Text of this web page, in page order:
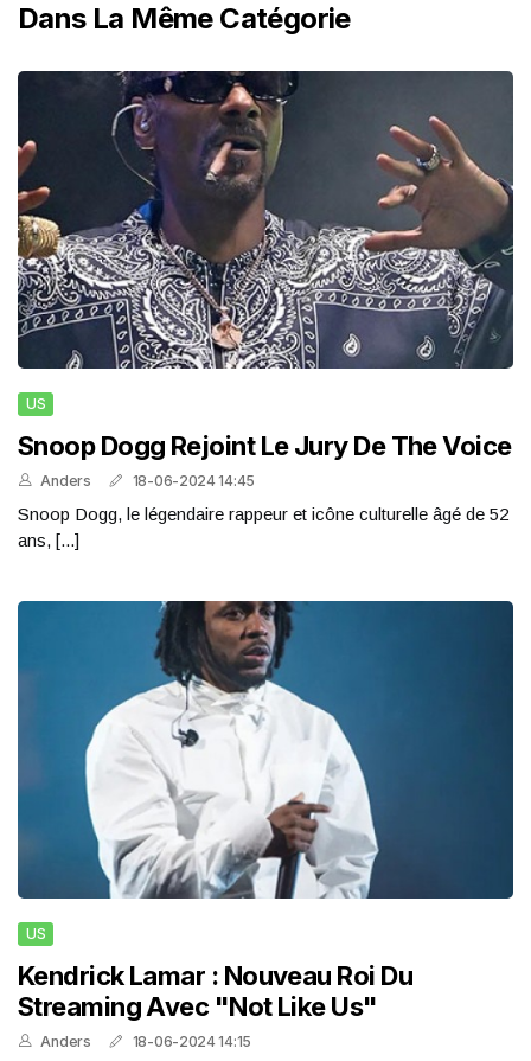
Dans La Même Catégorie
US
Snoop Dogg Rejoint Le Jury De The Voice
Anders 18-06-2024 14:45
Snoop Dogg, le légendaire rappeur et icône culturelle âgé de 52
ans, [...]
US
Kendrick Lamar : Nouveau Roi Du
Streaming Avec "Not Like Us"
Anders 18-06-2024 14:15